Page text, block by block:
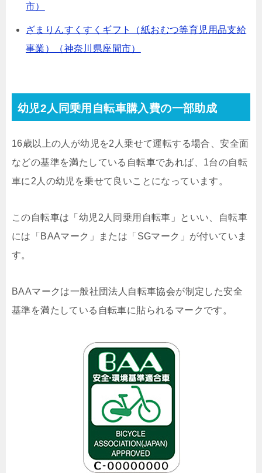
市）
ざまりんすくすくギフト（紙おむつ等育児用品支給
事業）（神奈川県座間市）
幼児2人同乗用自転車購入費の一部助成
16歳以上の人が幼児を2人乗せて運転する場合、安全面
などの基準を満たしている自転車であれば、1台の自転
車に2人の幼児を乗せて良いことになっています。
この自転車は「幼児2人同乗用自転車」といい、自転車
には「BAAマーク」または「SGマーク」が付いていま
す。
BAAマークは一般社団法人自転車協会が制定した安全
基準を満たしている自転車に貼られるマークです。